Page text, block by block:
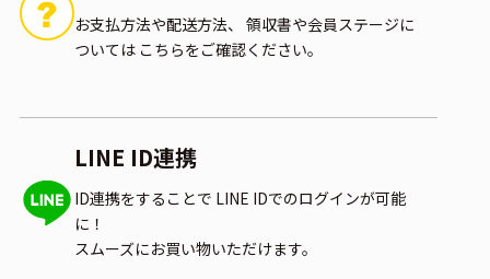
お支払方法や配送方法、 領収書や会員ステージに
ついては こちらをご確認ください。
LINE ID連携
ID連携をすることで LINE IDでのログインが可能
に！
スムーズにお買い物いただけます。